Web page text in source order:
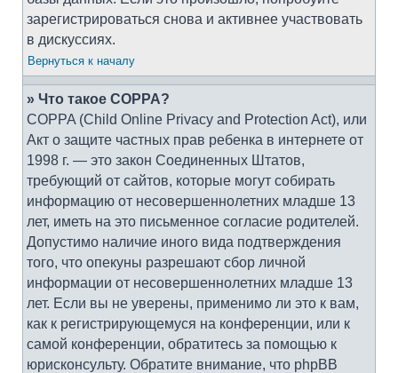
зарегистрироваться снова и активнее участвовать
в дискуссиях.
Вернуться к началу
» Что такое COPPA?
COPPA (Child Online Privacy and Protection Act), или
Акт о защите частных прав ребенка в интернете от
1998 г. — это закон Соединенных Штатов,
требующий от сайтов, которые могут собирать
информацию от несовершеннолетних младше 13
лет, иметь на это письменное согласие родителей.
Допустимо наличие иного вида подтверждения
того, что опекуны разрешают сбор личной
информации от несовершеннолетних младше 13
лет. Если вы не уверены, применимо ли это к вам,
как к регистрирующемуся на конференции, или к
самой конференции, обратитесь за помощью к
юрисконсульту. Обратите внимание, что phpBB